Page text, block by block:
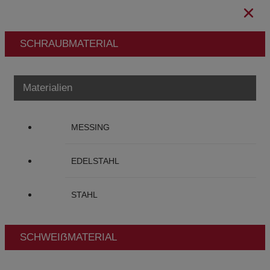
SCHRAUBMATERIAL
Materialien
MESSING
EDELSTAHL
STAHL
SCHWEIẞMATERIAL